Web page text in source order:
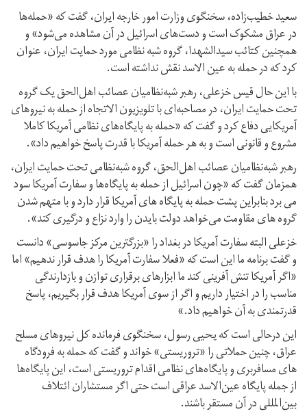
سعید خطیب‌زاده، سخنگوی وزارت امور خارجه ایران، گفت که «حمله‌ها
در عراق مشکوک است و دست‌های اسرائیل در آن مشاهده می‌شود» و
همچنین کتائب سیدالشهدا، گروه شبه نظامی مورد حمایت ایران، عنوان
کرد که در حمله به عین الاسد نقش نداشته است.
با این حال قیس خزعلی، رهبر شبه‌نظامیان عصائب اهل‌الحق یک گروه
تحت حمایت ایران، در مصاحبه‌ای با تلویزیون الاتجاه از حمله به نیروهای
آمریکایی دفاع کرد و گفت که «حمله به پایگاه‌های نظامی آمریکا کاملا
مشروع و قانونی است و به هر حمله آمریکا با قدرت پاسخ خواهیم داد».
رهبر شبه‌نظامیان عصائب اهل‌الحق، گروه شبه‌نظامی تحت حمایت ایران،
همزمان گفت که «چون اسرائیل از حمله به پایگاه‌ها و سفارت آمریکا سود
می برد بنابراین پشت حمله به پایگاه های آمریکا قرار دارد و با متهم شدن
گروه های مقاومت می‌خواهد دولت بایدن را وارد نزاع و درگیری کند».
خزعلی البته سفارت آمریکا در بغداد را «بزرگترین مرکز جاسوسی» دانست
و گفت برنامه ما این است که «فعلا سفارت آمریکا را هدف قرار ندهیم» اما
«اگر آمریکا تنش آفرینی کند ما ابزار‌های برقراری توازن و بازدارندگی
مناسب را در اختیار داریم و اگر از سوی آمریکا هدف قرار بگیریم، پاسخ
قدرتمندی به آن خواهیم داد.»
این درحالی است که یحیی رسول، سخنگوی فرمانده کل نیروهای مسلح
عراق، چنین حملاتی را «تروریستی» خواند و گفت که حمله به فرودگاه
های مسافربری و پایگاه‌های نظامی اقدام تروریستی است، این پایگاه‌ها
از جمله پایگاه عین‌الاسد عراقی است حتی اگر مستشاران ائتلاف
بین‌المللی در آن مستقر باشند.